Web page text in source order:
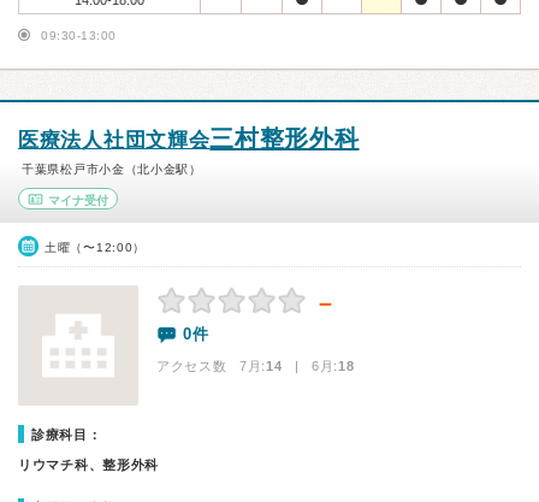
09:30-13:00
医療法人社団文輝会三村整形外科
千葉県松戸市小金（北小金駅）
マイナ受付
土曜（〜12:00）
－
0件
アクセス数 7月:14 | 6月:18
診療科目：
リウマチ科、整形外科